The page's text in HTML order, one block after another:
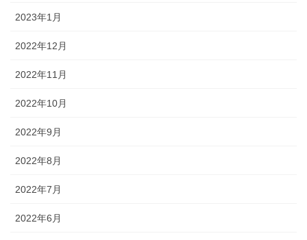
2023年1月
2022年12月
2022年11月
2022年10月
2022年9月
2022年8月
2022年7月
2022年6月